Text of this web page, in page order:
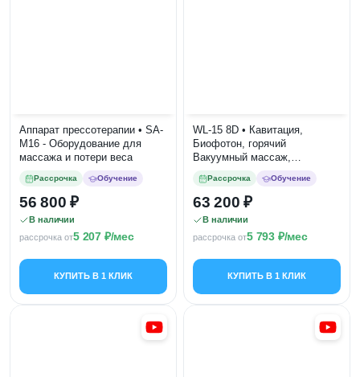
Аппарат прессотерапии • SA-
M16 - Оборудование для
массажа и потери веса
Рассрочка Обучение
56 800
В наличии
рассрочка от5 207 /мес
КУПИТЬ В 1 КЛИК
WL-15 8D • Кавитация,
Биофотон, горячий
Вакуумный массаж,
Фотохромотерапия,
Вибромассаж
Рассрочка Обучение
63 200
В наличии
рассрочка от5 793 /мес
КУПИТЬ В 1 КЛИК